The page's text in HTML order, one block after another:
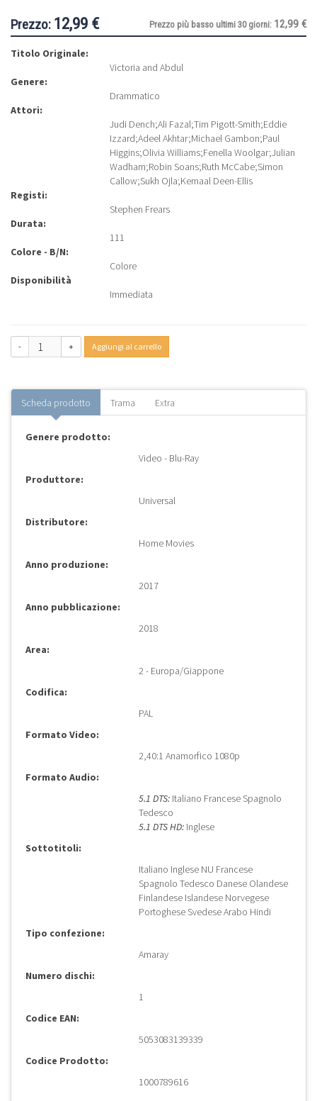
Prezzo: 12,99 € Prezzo più basso ultimi 30 giorni: 12,99 €
Titolo Originale:
Victoria and Abdul
Genere:
Drammatico
Attori:
Judi Dench;Ali Fazal;Tim Pigott-Smith;Eddie
Izzard;Adeel Akhtar;Michael Gambon;Paul
Higgins;Olivia Williams;Fenella Woolgar;Julian
Wadham;Robin Soans;Ruth McCabe;Simon
Callow;Sukh Ojla;Kemaal Deen-Ellis
Registi:
Stephen Frears
Durata:
111
Colore - B/N:
Colore
Disponibilità
Immediata
- + Aggiungi al carrello
Scheda prodotto Trama Extra
Genere prodotto:
Video - Blu-Ray
Produttore:
Universal
Distributore:
Home Movies
Anno produzione:
2017
Anno pubblicazione:
2018
Area:
2 - Europa/Giappone
Codifica:
PAL
Formato Video:
2,40:1 Anamorfico 1080p
Formato Audio:
5.1 DTS: Italiano Francese Spagnolo
Tedesco
5.1 DTS HD: Inglese
Sottotitoli:
Italiano Inglese NU Francese
Spagnolo Tedesco Danese Olandese
Finlandese Islandese Norvegese
Portoghese Svedese Arabo Hindi
Tipo confezione:
Amaray
Numero dischi:
1
Codice EAN:
5053083139339
Codice Prodotto:
1000789616